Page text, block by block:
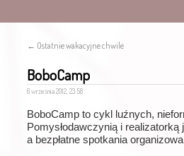
← Ostatnie wakacyjne chwile
BoboCamp
6 września 2012, 23:58
BoboCamp to cykl luźnych,
Pomysłodawczynią i
a bezpłatne spotkania